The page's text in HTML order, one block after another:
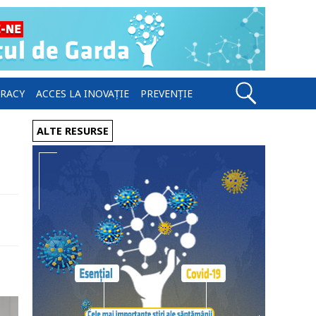
ACCES LA INOVAȚIE PREVENȚIE
ALTE RESURSE